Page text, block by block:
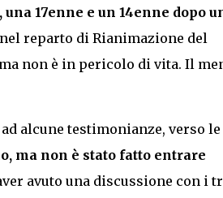
17enne e un 14enne dopo
reparto di Rianimazione del
non è in pericolo di vita. Il
alcune testimonianze, verso le
ma non è stato fatto entrare
avuto una discussione con i